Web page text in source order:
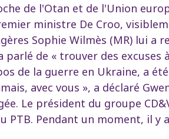
de l'Otan et de l'Union
ministre De Croo,
Sophie Wilmès (MR) lui a
de « trouver des excuses
de la guerre en Ukraine, a
avec vous », a déclaré
Le président du groupe
PTB. Pendant un moment, il y